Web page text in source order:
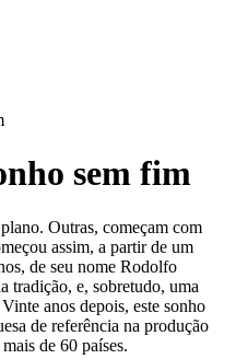
sem fim
Outras, começam com
assim, a partir de um
de seu nome Rodolfo
tradição, e, sobretudo, uma
anos depois, este sonho
de referência na produção
de 60 países.